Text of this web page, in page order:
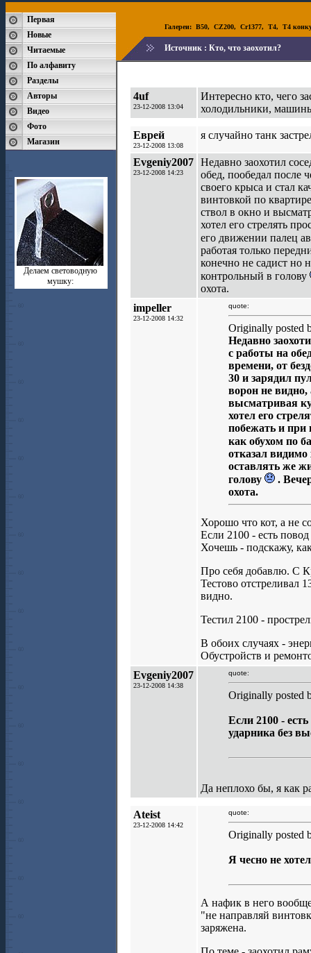
Первая
Новые
Читаемые
По алфавиту
Разделы
Авторы
Видео
Фото
Магазин
Делаем световодную
мушку:
Галереи: B50, CZ200, Cr1377, T4, T4
Источник : Кто, что заохотил?
4uf
23-12-2008 13:04
Интересно кто, чего
холодильники,
Еврей
23-12-2008 13:08
я случайно танк
Evgeniy2007
23-12-2008 14:23
Недавно заохотил
обед, пообедал после
своего крыса и стал
винтовкой по
ствол в окно и
хотел его стрелять
его движении палец
работая только
конечно не садист но
контрольный в голову
охота.
impeller
23-12-2008 14:32
quote:
Originally posted
Недавно
с работы на
времени, от
30 и зарядил
ворон не
высматривая
хотел его
побежать и при
как обухом по
отказал видимо
оставлять же
голову
.
охота.
Хорошо что кот, а не
Если 2100 - есть
Хочешь - подскажу,
Про себя добавлю. С
Тестово отстреливал
видно.
Тестил 2100 -
В обоих случаях -
Обустройств и
Evgeniy2007
23-12-2008 14:38
quote:
Originally posted
Если 2100 -
ударника без
Да неплохо бы, я как
Ateist
23-12-2008 14:42
quote:
Originally posted
Я чесно не
А нафик в него
"не направляй
заряжена.